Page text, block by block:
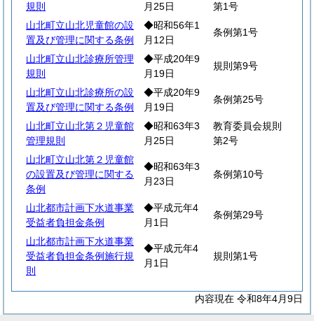
規則
月25日
第1号
山北町立山北児童館の設
置及び管理に関する条例
◆昭和56年1
月12日
条例第1号
山北町立山北診療所管理
規則
◆平成20年9
月19日
規則第9号
山北町立山北診療所の設
置及び管理に関する条例
◆平成20年9
月19日
条例第25号
山北町立山北第２児童館
管理規則
◆昭和63年3
月25日
教育委員会規則
第2号
山北町立山北第２児童館
の設置及び管理に関する
条例
◆昭和63年3
月23日
条例第10号
山北都市計画下水道事業
受益者負担金条例
◆平成元年4
月1日
条例第29号
山北都市計画下水道事業
受益者負担金条例施行規
則
◆平成元年4
月1日
規則第1号
内容現在 令和8年4月9日